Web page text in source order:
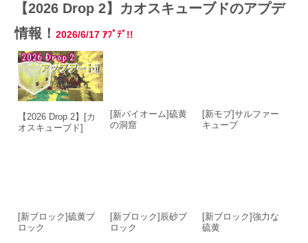
【2026 Drop 2】カオスキューブドのアプデ
情報！ 2026/6/17 ｱﾌﾟﾃﾞ!!
【2026 Drop 2】[カ
オスキューブド]
[新バイオーム]硫黄
の洞窟
[新モブ]サルファー
キューブ
[新ブロック]硫黄ブ
ロック
[新ブロック]辰砂ブ
ロック
[新ブロック]強力な
硫黄